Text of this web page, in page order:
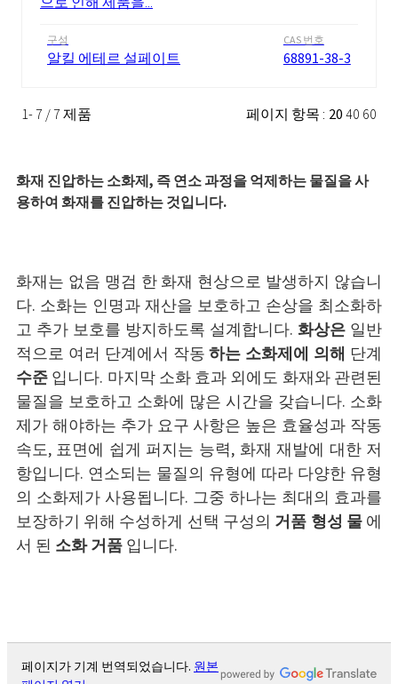
구성
알킬 에테르 설페이트
CAS 번호
68891-38-3
1- 7 / 7 제품 페이지 항목 : 2040 60
화재 진압하는 소화제, 즉 연소 과정을 억제하는 물질을 사
용하여 화재를 진압하는 것입니다.
화재는 없음 맹검 한 화재 현상으로 발생하지 않습니
다. 소화는 인명과 재산을 보호하고 손상을 최소화하
고 추가 보호를 방지하도록 설계합니다. 화상은 일반
적으로 여러 단계에서 작동하는 소화제에 의해 단계
수준입니다. 마지막 소화 효과 외에도 화재와 관련된
물질을 보호하고 소화에 많은 시간을 갖습니다. 소화
제가 해야하는 추가 요구 사항은 높은 효율성과 작동
속도, 표면에 쉽게 퍼지는 능력, 화재 재발에 대한 저
항입니다. 연소되는 물질의 유형에 따라 다양한 유형
의 소화제가 사용됩니다. 그중 하나는 최대의 효과를
보장하기 위해 수성하게 선택 구성의 거품 형성 물에
서 된 소화 거품입니다.
페이지가 기계 번역되었습니다. 원본